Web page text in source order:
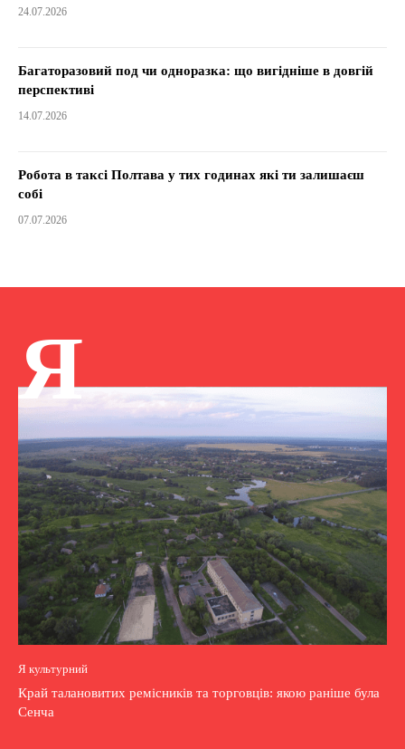
24.07.2026
Багаторазовий под чи одноразка: що вигідніше в довгій
перспективі
14.07.2026
Робота в таксі Полтава у тих годинах які ти залишаєш
собі
07.07.2026
Я
Я культурний
Край талановитих ремісників та торговців: якою раніше була
Сенча